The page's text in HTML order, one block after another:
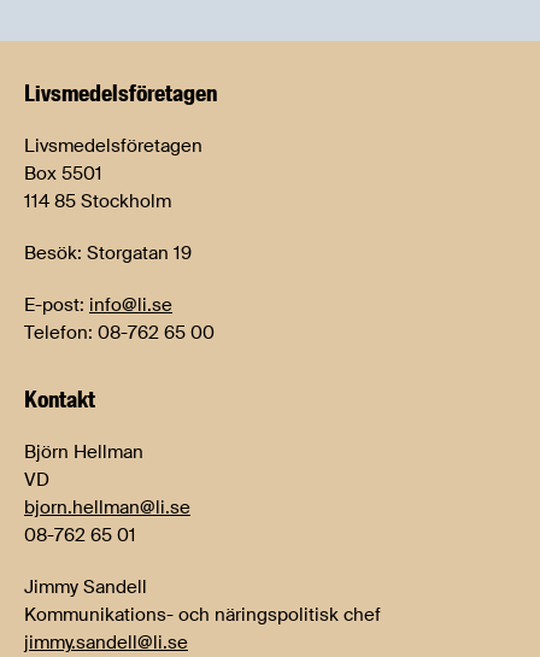
Livsmedels­företagen
Livsmedelsföretagen
Box 5501
114 85 Stockholm
Besök: Storgatan 19
E-post: info@li.se
Telefon: 08-762 65 00
Kontakt
Björn Hellman
VD
bjorn.hellman@li.se
08-762 65 01
Jimmy Sandell
Kommunikations- och näringspolitisk chef
jimmy.sandell@li.se